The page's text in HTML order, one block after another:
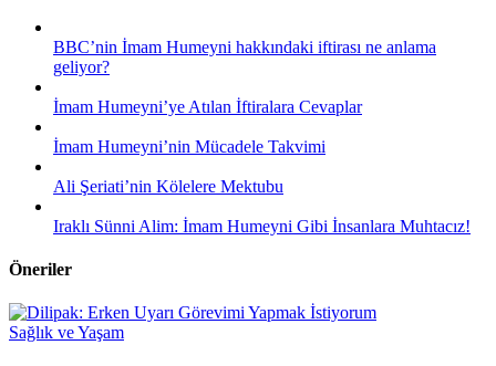
BBC’nin İmam Humeyni hakkındaki iftirası ne anlama
geliyor?
İmam Humeyni’ye Atılan İftiralara Cevaplar
İmam Humeyni’nin Mücadele Takvimi
Ali Şeriati’nin Kölelere Mektubu
Iraklı Sünni Alim: İmam Humeyni Gibi İnsanlara Muhtacız!
Öneriler
Sağlık ve Yaşam